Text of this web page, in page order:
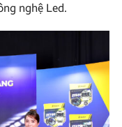
nghệ Led.